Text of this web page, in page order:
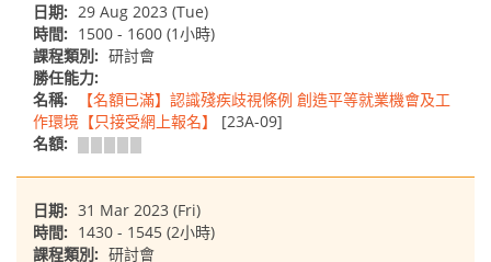
日期: 29 Aug 2023 (Tue)
時間: 1500 - 1600 (1小時)
課程類別: 研討會
勝任能力:
名稱:
【名額已滿】認識殘疾歧視條例 創造平等就業機會及工
作環境【只接受網上報名】
[23A-09]
名額:
日期: 31 Mar 2023 (Fri)
時間: 1430 - 1545 (2小時)
課程類別: 研討會